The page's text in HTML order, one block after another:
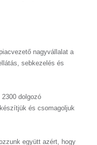
nagyvállalat a
sebkezelés és
dolgozó
és csomagoljuk
együtt azért, hogy